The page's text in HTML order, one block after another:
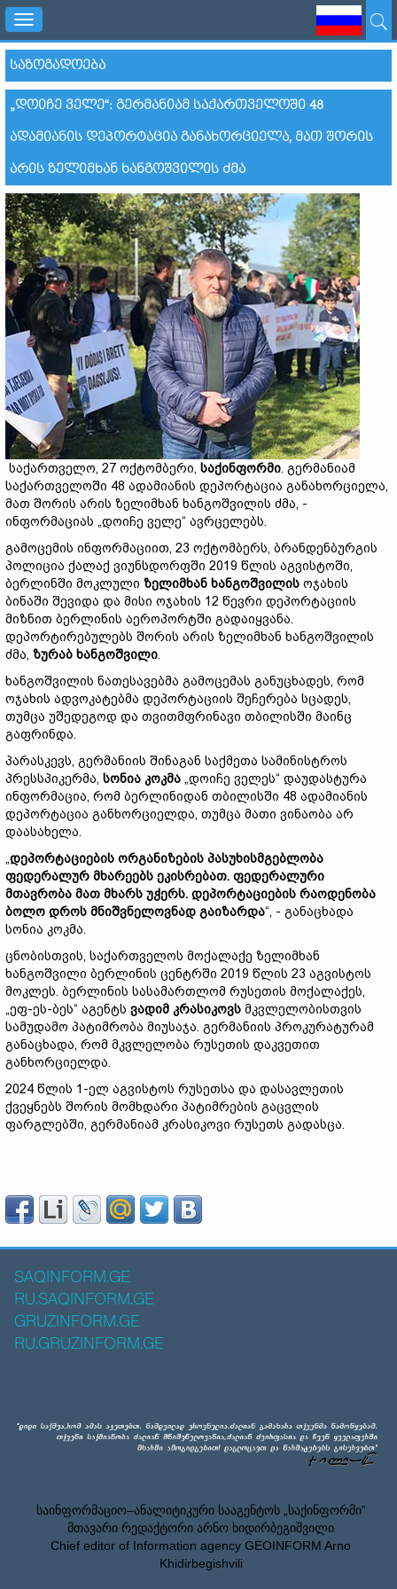
Toggle
navigation
ᲡᲐᲖᲝᲒᲐᲓᲝᲔᲑᲐ
„ᲓᲝᲘᲩᲔ ᲕᲔᲚᲔ“: ᲒᲔᲠᲛᲐᲜᲘᲐᲛ ᲡᲐᲥᲐᲠᲗᲕᲔᲚᲝᲨᲘ 48
ᲐᲓᲐᲛᲘᲐᲜᲘᲡ ᲓᲔᲞᲝᲠᲢᲐᲪᲘᲐ ᲒᲐᲜᲐᲮᲝᲠᲪᲘᲔᲚᲐ, ᲛᲐᲗ ᲨᲝᲠᲘᲡ
ᲐᲠᲘᲡ ᲖᲔᲚᲘᲛᲮᲐᲜ ᲮᲐᲜᲒᲝᲨᲕᲘᲚᲘᲡ ᲫᲛᲐ
საქართველო, 27 ოქტომბერი, საქინფორმი. გერმანიამ
საქართველოში 48 ადამიანის დეპორტაცია განახორციელა,
მათ შორის არის ზელიმხან ხანგოშვილის ძმა, -
ინფორმაციას „დოიჩე ველე“ ავრცელებს.
გამოცემის ინფორმაციით, 23 ოქტომბერს, ბრანდენბურგის
პოლიცია ქალაქ ვიუნსდორფში 2019 წლის აგვისტოში,
ბერლინში მოკლული ზელიმხან ხანგოშვილის ოჯახის
ბინაში შევიდა და მისი ოჯახის 12 წევრი დეპორტაციის
მიზნით ბერლინის აეროპორტში გადაიყვანა.
დეპორტირებულებს შორის არის ზელიმხან ხანგოშვილის
ძმა, ზურაბ ხანგოშვილი.
ხანგოშვილის ნათესავებმა გამოცემას განუცხადეს, რომ
ოჯახის ადვოკატებმა დეპორტაციის შეჩერება სცადეს,
თუმცა უშედეგოდ და თვითმფრინავი თბილისში მაინც
გაფრინდა.
პარასკევს, გერმანიის შინაგან საქმეთა სამინისტროს
პრესსპიკერმა, სონია კოკმა „დოიჩე ველეს“ დაუდასტურა
ინფორმაცია, რომ ბერლინიდან თბილისში 48 ადამიანის
დეპორტაცია განხორციელდა, თუმცა მათი ვინაობა არ
დაასახელა.
„დეპორტაციების ორგანიზების პასუხისმგებლობა
ფედერალურ მხარეებს ეკისრებათ. ფედერალური
მთავრობა მათ მხარს უჭერს. დეპორტაციების რაოდენობა
ბოლო დროს მნიშვნელოვნად გაიზარდა“, - განაცხადა
სონია კოკმა.
ცნობისთვის, საქართველოს მოქალაქე ზელიმხან
ხანგოშვილი ბერლინის ცენტრში 2019 წლის 23 აგვისტოს
მოკლეს. ბერლინის სასამართლომ რუსეთის მოქალაქეს,
„ეფ-ეს-ბეს“ აგენტს ვადიმ კრასიკოვს მკვლელობისთვის
სამუდამო პატიმრობა მიუსაჯა. გერმანიის პროკურატურამ
განაცხადა, რომ მკვლელობა რუსეთის დაკვეთით
განხორციელდა.
2024 წლის 1-ელ აგვისტოს რუსეთსა და დასავლეთის
ქვეყნებს შორის მომხდარი პატიმრების გაცვლის
ფარგლებში, გერმანიამ კრასიკოვი რუსეთს გადასცა.
SAQINFORM.GE
RU.SAQINFORM.GE
GRUZINFORM.GE
RU.GRUZINFORM.GE
საინფორმაციო–ანალიტიკური სააგენტოს „საქინფორმი”
მთავარი რედაქტორი არნო ხიდირბეგიშვილი
Chief editor of Information agency GEOINFORM Arno
Khidirbegishvili